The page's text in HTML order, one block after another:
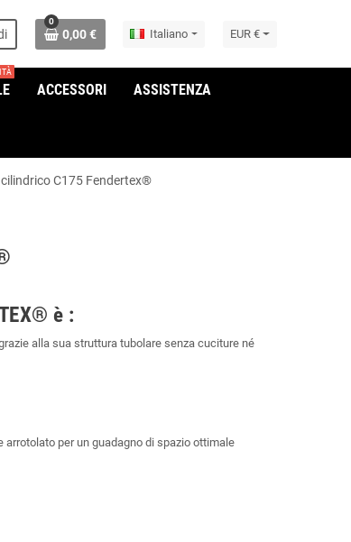
0
0,00 € Italiano EUR €
ACCESSORI ASSISTENZA
C175 Fendertex®
è :
alla sua struttura tubolare senza cuciture né
per un guadagno di spazio ottimale